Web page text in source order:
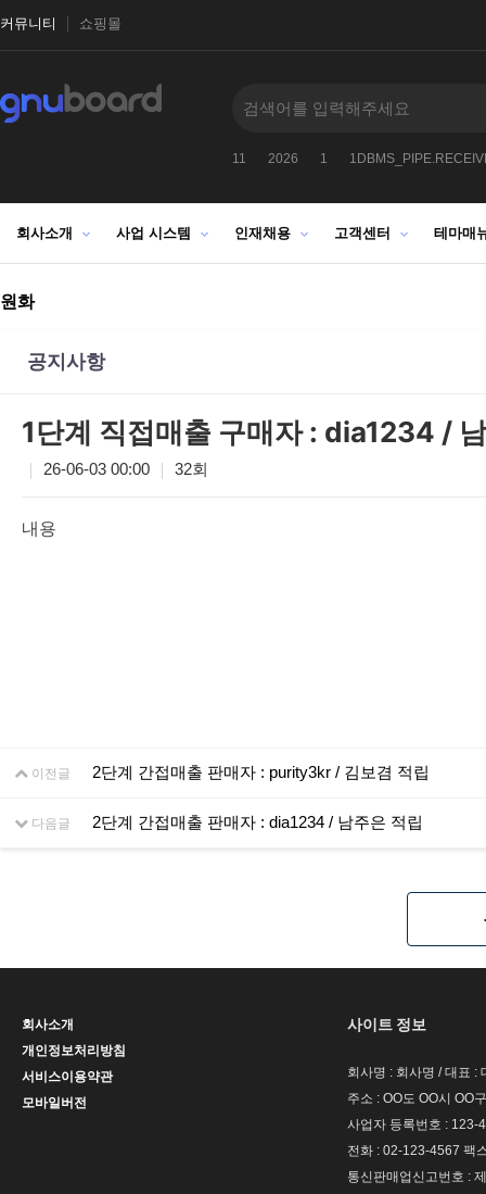
커뮤니티 쇼핑몰
11 2026 1
회사소개 사업 시스템 인재채용 고객센터 테마매
원화
공지사항
1단계 직접매출 구매자 : dia1234 /
26-06-03 00:00 32회
내용
이전글 2단계 간접매출 판매자 : purity3kr / 김보겸 적립
다음글 2단계 간접매출 판매자 : dia1234 / 남주은 적립
회사소개
개인정보처리방침
서비스이용약관
모바일버전
사이트 정보
회사명 : 회사명 / 대표 :
주소 : OO도 OO시 OO
사업자 등록번호 : 123-
전화 : 02-123-4567 팩
통신판매업신고번호 :